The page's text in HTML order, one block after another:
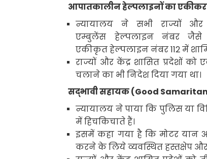
आपातकालीन हेल्पलाइनों का
न्यायालय ने सभी राज्यों
एम्बुलेंस हेल्पलाइन नंबर जैसे
एकीकृत हेल्पलाइन नंबर112में
राज्यों और केंद्र शासित प्रदेशों
चलाने का भी निदेश दिया गया था।
सद्भावी सहायक (Good
न्यायालय ने पाया कि पुलिस या
में हिचकिचाते हैं।
इसमें कहा गया है कि मोटर यान
करने के लिये व्यवस्थित हस्तक्षेप